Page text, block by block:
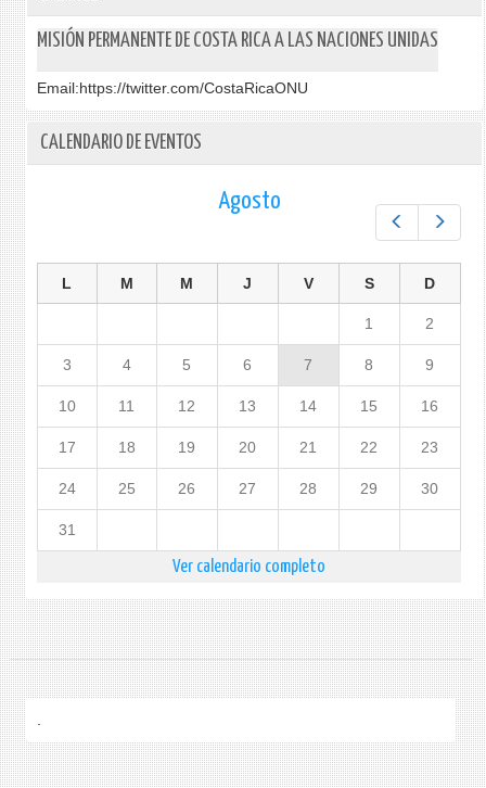
MISIÓN PERMANENTE DE COSTA RICA A LAS NACIONES UNIDAS
Email:https://twitter.com/CostaRicaONU
CALENDARIO DE EVENTOS
Agosto
L M M J V S D
1 2
3 4 5 6 7 8 9
10 11 12 13 14 15 16
17 18 19 20 21 22 23
24 25 26 27 28 29 30
31
Ver calendario completo